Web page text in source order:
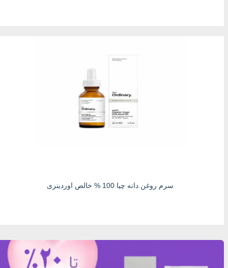
سرم روغن دانه چیا 100 % خالص اوردینری